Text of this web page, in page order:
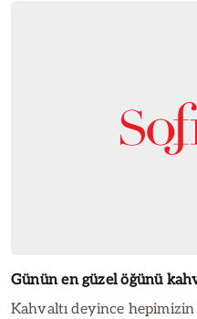
Günün en güzel öğünü
Kahvaltı deyince